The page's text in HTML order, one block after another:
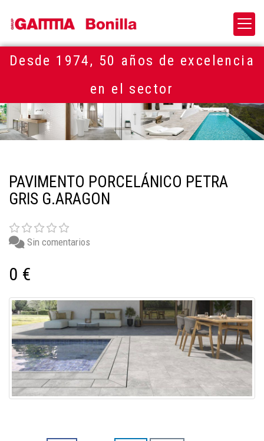
Desde 1974, 50 años de excelencia
en el sector
PAVIMENTO PORCELÁNICO PETRA
GRIS G.ARAGON
Sin comentarios
0 €